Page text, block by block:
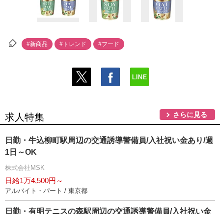
#新商品 #トレンド #フード
求人特集 さらに見る
日勤・牛込柳町駅周辺の交通誘導警備員/入社祝い金あり/週
1日～OK
株式会社MSK
日給1万4,500円～
アルバイト・パート / 東京都
日勤・有明テニスの森駅周辺の交通誘導警備員/入社祝い金